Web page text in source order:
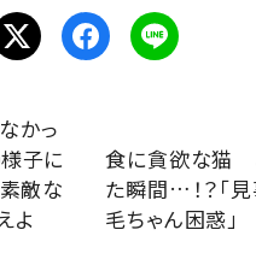
かっ
子に
素敵な
よ
食に貪欲な猫
た瞬間…！？「見
毛ちゃん困惑」